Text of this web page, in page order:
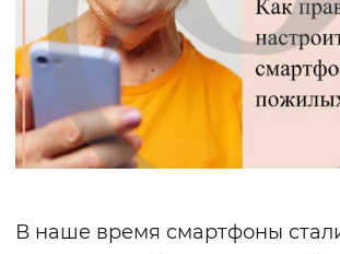
В наше время смартфоны